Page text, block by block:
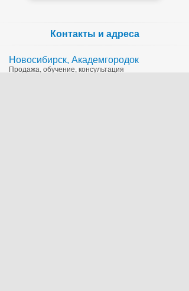
Контакты и адреса
Новосибирск, Академгородок
Продажа, обучение, консультация